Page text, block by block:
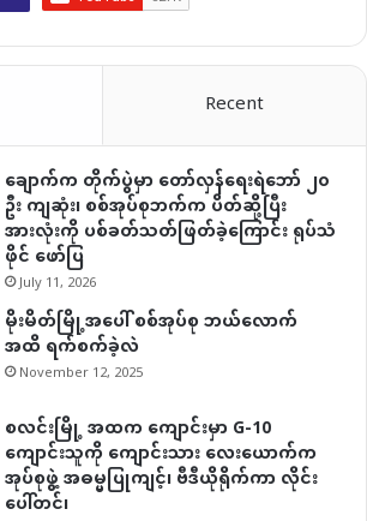
Recent
ချောက်က တိုက်ပွဲမှာ တော်လှန်ရေးရဲဘော် ၂၀
ဦး ကျဆုံး၊ စစ်အုပ်စုဘက်က ပိတ်ဆို့ပြီး
အားလုံးကို ပစ်ခတ်သတ်ဖြတ်ခဲ့ကြောင်း ရုပ်သံ
ဖိုင် ဖော်ပြ
July 11, 2026
မိုးမိတ်မြို့အပေါ် စစ်အုပ်စု ဘယ်လောက်
အထိ ရက်စက်ခဲ့လဲ
November 12, 2025
စလင်းမြို့ အထက ကျောင်းမှာ G-10
ကျောင်းသူကို ကျောင်းသား လေးယောက်က
အုပ်စုဖွဲ့ အဓမ္မပြုကျင့်၊ ဗီဒီယိုရိုက်ကာ လိုင်း
ပေါ်တင်၊